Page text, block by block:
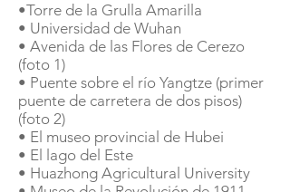
•Torre de la Grulla Amarilla
• Universidad de Wuhan
• Avenida de las Flores de Cerezo
(foto 1)
• Puente sobre el río Yangtze (primer
puente de carretera de dos pisos)
(foto 2)
• El museo provincial de Hubei
• El lago del Este
• Huazhong Agricultural University